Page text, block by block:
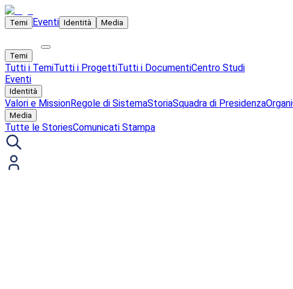
Temi Eventi Identità Media
Temi
Tutti i TemiTutti i ProgettiTutti i DocumentiCentro Studi
Eventi
Identità
Valori e MissionRegole di SistemaStoriaSquadra di PresidenzaOrgani
Media
Tutte le StoriesComunicati Stampa